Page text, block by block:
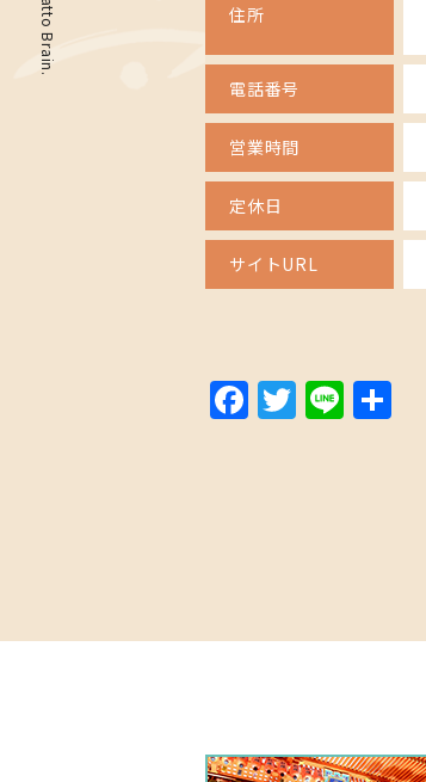
住所
電話番号
営業時間
定休日
サイトURL
Facebook
Twitter
Line
Tratto Brain
.